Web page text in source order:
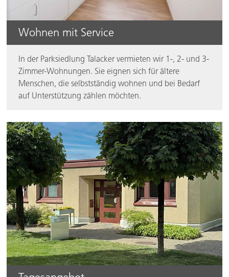
Wohnen mit Service
In der Parksiedlung Talacker vermieten wir 1-, 2- und 3-
Zimmer-Wohnungen. Sie eignen sich für ältere
Menschen, die selbstständig wohnen und bei Bedarf
auf Unterstützung zählen möchten.